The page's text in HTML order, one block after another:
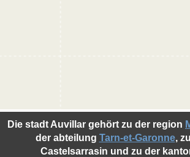
Die stadt Auvillar gehört zu der region
der abteilung Tarn-et-Garonne,
Castelsarrasin und zu der